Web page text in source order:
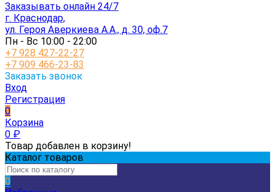
Заказывать онлайн 24/7
г. Краснодар,
ул. Героя Аверкиева А.А., д. 30, оф.7
Пн - Вс 10:00 - 22:00
+7 928 427-22-27
+7 909 466-23-83
Заказать звонок
Вход
Регистрация
0
Корзина
0 ₽
Товар добавлен в корзину!
Каталог товаров
0